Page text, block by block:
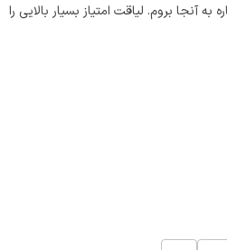
به آنجا بروم. لیاقت امتیاز بسیار بالایی را